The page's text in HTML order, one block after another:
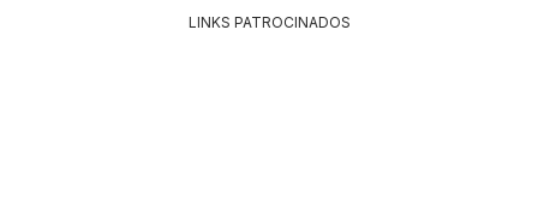
LINKS PATROCINADOS